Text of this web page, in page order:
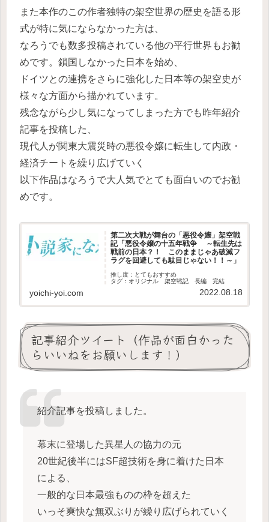
また本作のこの作者独特の架空世界の歴史を語る形
式が特に気にならなかった方は、
なろうでも数多投稿されている他の平行世界もお勧
めです。鎖国しなかった日本を始め、
ドイツとの連携をさらに強化した日本等の架空史が
様々な方面から描かれています。
残念ながら少し気になってしまった方でも昨年紹介
記事を投稿した、
現代人が関東大震災時の悪役令嬢に転生して内政・
経済チートを繰り広げていく
以下作品はなろうで大人気でとても面白いのでお勧
めです。
第二次大戦が舞台の「悪役令嬢」架空戦
記「悪役令嬢の十五年戦争 ～転生先は
戦前の日本？！ このままじゃあ破滅フ
ラグを回避しても駄目じゃない！！～」
推し度：とてもおすすめ
タグ：オリジナル 架空戦記 長編 完結
yoichi-yoi.com 2022.08.18
記事紹介ツイート（作品が面白かった
らいいねをお願いします！）
紹介記事を投稿しました。
幕末に登場した異星人の協力の元
20世紀後半にはSF超技術を身に着けた日本
による、
一般的な日本最強ものの枠を超えた
いっそ爽快な無双ぶりが繰り広げられていく